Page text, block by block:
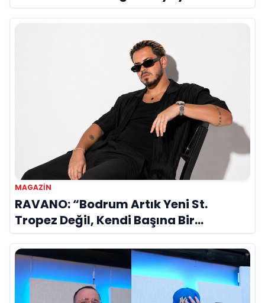
MAGAZIN
RAVANO: “Bodrum Artık Yeni St.
Tropez Değil, Kendi Başına Bir
Referans”